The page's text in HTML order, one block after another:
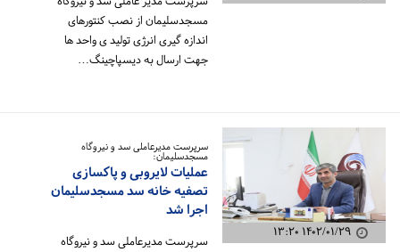
مسجدسلیمان از نصب کنتورهای
اندازه گیری انرژی تولید ی واحد ها
جهت ارسال به دیسپاچینگ…
۱۴۰۲/۰۱/۲۹ ۱۳:۲۰
سرپرست مدیرعاملی سد و نیروگاه
مسجدسلیمان:
عملیات لایروبی و پاکسازی
تصفیه خانه سد مسجدسلیمان
اجرا شد
سرپرست مدیرعاملی سد و نیروگاه